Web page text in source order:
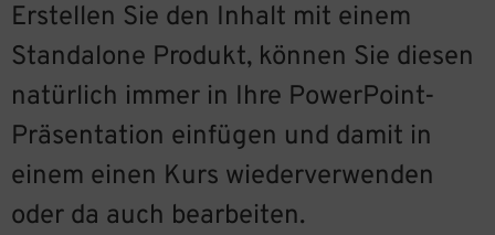
Erstellen Sie den Inhalt mit einem
Standalone Produkt, können Sie diesen
natürlich immer in Ihre PowerPoint-
Präsentation einfügen und damit in
einem einen Kurs wiederverwenden
oder da auch bearbeiten.